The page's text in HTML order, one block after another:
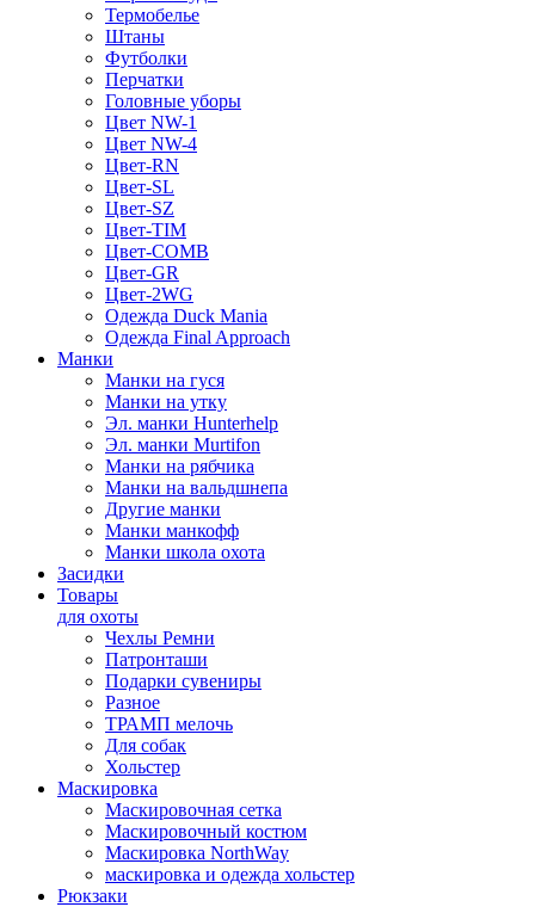
Термобелье
Штаны
Футболки
Перчатки
Головные уборы
Цвет NW-1
Цвет NW-4
Цвет-RN
Цвет-SL
Цвет-SZ
Цвет-TIM
Цвет-COMB
Цвет-GR
Цвет-2WG
Одежда Duck Mania
Одежда Final Approach
Манки
Манки на гуся
Манки на утку
Эл. манки Hunterhelp
Эл. манки Murtifon
Манки на рябчика
Манки на вальдшнепа
Другие манки
Манки манкофф
Манки школа охота
Засидки
Товары
для охоты
Чехлы Ремни
Патронташи
Подарки сувениры
Разное
ТРАМП мелочь
Для собак
Хольстер
Маскировка
Маскировочная сетка
Маскировочный костюм
Маскировка NorthWay
маскировка и одежда хольстер
Рюкзаки